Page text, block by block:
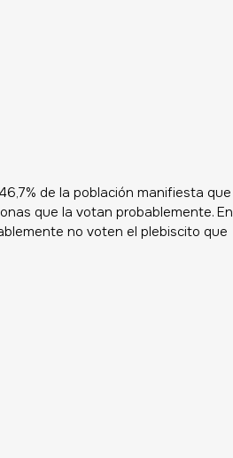
de la población manifiesta que
que la votan probablemente. En
no voten el plebiscito que